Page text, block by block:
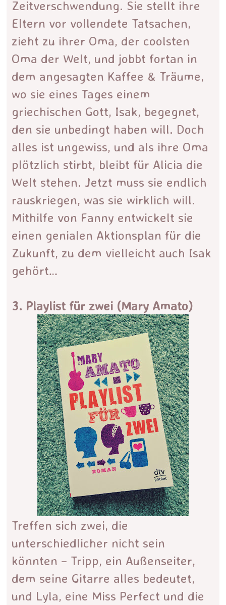
Zeitverschwendung. Sie stellt ihre
Eltern vor vollendete Tatsachen,
zieht zu ihrer Oma, der coolsten
Oma der Welt, und jobbt fortan in
dem angesagten Kaffee & Träume,
wo sie eines Tages einem
griechischen Gott, Isak, begegnet,
den sie unbedingt haben will. Doch
alles ist ungewiss, und als ihre Oma
plötzlich stirbt, bleibt für Alicia die
Welt stehen. Jetzt muss sie endlich
rauskriegen, was sie wirklich will.
Mithilfe von Fanny entwickelt sie
einen genialen Aktionsplan für die
Zukunft, zu dem vielleicht auch Isak
gehört…
3. Playlist für zwei (Mary Amato)
Treffen sich zwei, die
unterschiedlicher nicht sein
könnten – Tripp, ein Außenseiter,
dem seine Gitarre alles bedeutet,
und Lyla, eine Miss Perfect und die